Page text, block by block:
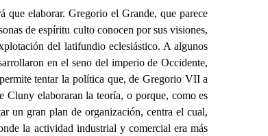
que elaborar. Gregorio el Grande, que parece
de espíritu culto conocen por sus visiones,
del latifundio eclesiástico. A algunos
en el seno del imperio de Occidente,
tentar la política que, de Gregorio VII a
elaboraran la teoría, o porque, como es
un gran plan de organización, centra el cual,
la actividad industrial y comercial era más